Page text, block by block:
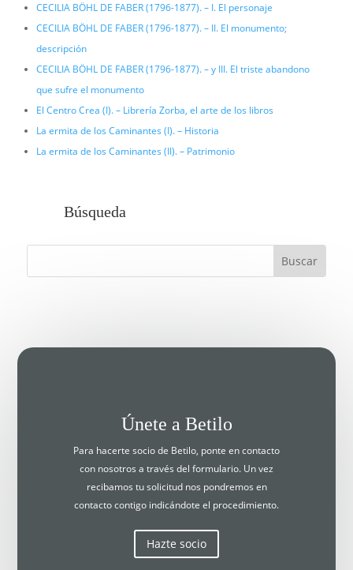
CECILIA BÖHL DE FABER (1796-1877). – I. El personaje
CECILIA BÖHL DE FABER (1796-1877). – II. El monumento;
descripción
CECILIA BÖHL DE FABER (1796-1877). – y III. El triste abandono
que sufre el monumento
El Centro Crea (I). – Librería Zorba, el arte de los libros
La ermita de los Caminantes (I). – Historia
La ermita de los Caminantes (II). – Patrimonio
Búsqueda
Únete a Betilo
Para hacerte socio de Betilo, ponte en contacto
con nosotros a través del formulario. Un vez
recibamos tu solicitud nos pondremos en
contacto contigo indicándote el procedimiento.
Hazte socio